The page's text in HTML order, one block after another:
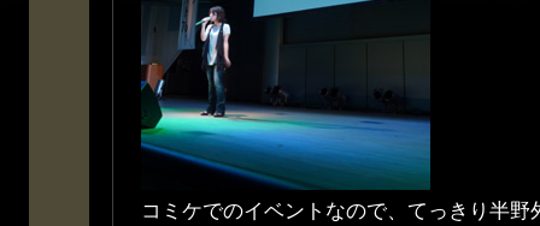
コミケでのイベントなので、てっきり半